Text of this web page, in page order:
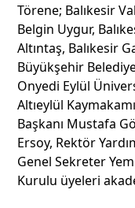
Törene; Balıkesir
Belgin Uygur,
Altıntaş, Balıkesir
Büyükşehir
Onyedi Eylül
Altıeylül
Başkanı Mustafa
Ersoy, Rektör
Genel Sekreter
Kurulu üyeleri